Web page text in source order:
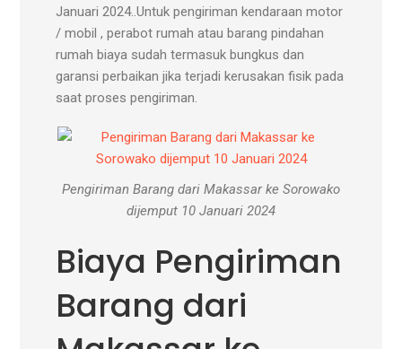
Januari 2024..Untuk pengiriman kendaraan motor
/ mobil , perabot rumah atau barang pindahan
rumah biaya sudah termasuk bungkus dan
garansi perbaikan jika terjadi kerusakan fisik pada
saat proses pengiriman.
Pengiriman Barang dari Makassar ke Sorowako
dijemput 10 Januari 2024
Biaya Pengiriman
Barang dari